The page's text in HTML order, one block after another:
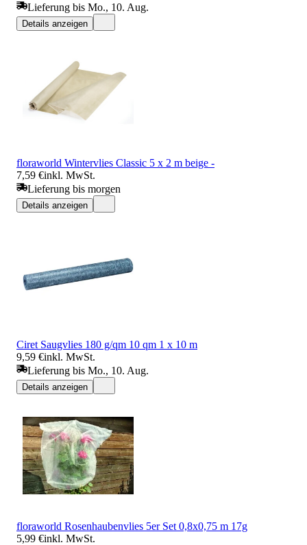
Lieferung bis Mo., 10. Aug.
Details anzeigen
floraworld Wintervlies Classic 5 x 2 m beige -
7,59 €inkl. MwSt.
Lieferung bis morgen
Details anzeigen
Ciret Saugvlies 180 g/qm 10 qm 1 x 10 m
9,59 €inkl. MwSt.
Lieferung bis Mo., 10. Aug.
Details anzeigen
floraworld Rosenhaubenvlies 5er Set 0,8x0,75 m 17g
5,99 €inkl. MwSt.